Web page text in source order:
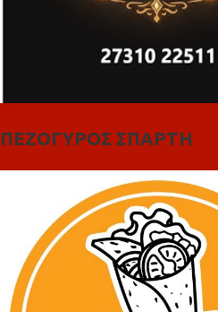
ΠΕΖΟΓΥΡΟΣ ΣΠΑΡΤΗ